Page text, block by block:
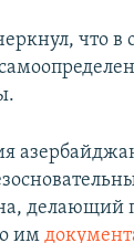
что в
делающий
им